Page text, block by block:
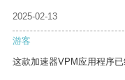
2025-02-13
游客
这款加速器VPM应用程序